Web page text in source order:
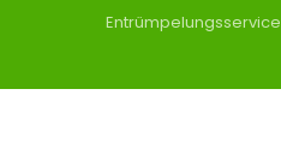
Entrümpelungsservice